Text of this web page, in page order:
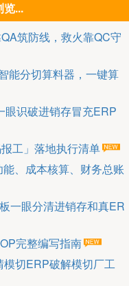
览...
筑防线，救火靠QC守
能分切算料器，一键算
眼识破进销存冒充ERP
工」落地执行清单
、成本核算、财务总账
一眼分清进销存和真ER
完整编写指南
切ERP破解模切厂工